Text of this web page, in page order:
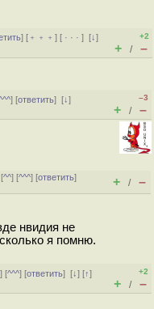
] [ ﹢﹢﹢] [ · · ·][↓]
+2
+ / –
] [ответить][↓]
–3
+ / –
^^] [^^^] [ответить]
+ / –
нвидия не
я помню.
] [^^^] [ответить][↓] [↑]
+2
+ / –